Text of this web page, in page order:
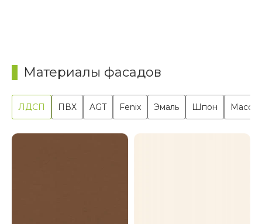
Материалы фасадов
ЛДСП ПВХ AGT Fenix Эмаль Шпон Массив